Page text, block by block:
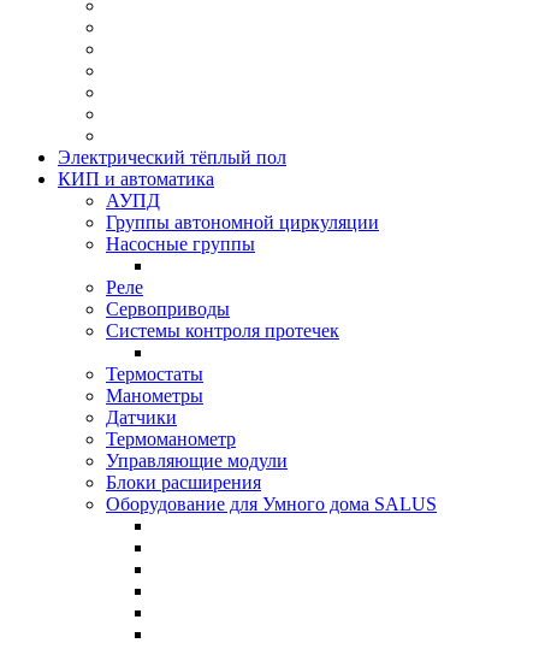
Электрический тёплый пол
КИП и автоматика
АУПД
Группы автономной циркуляции
Насосные группы
Реле
Сервоприводы
Системы контроля протeчек
Термостаты
Манометры
Датчики
Термоманометр
Управляющие модули
Блоки расширения
Оборудование для Умного дома SALUS